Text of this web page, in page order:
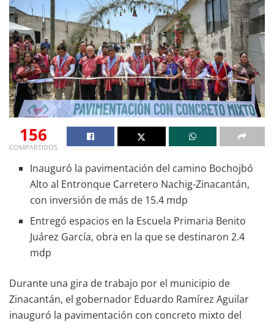
156
COMPARTIDOS
Inauguró la pavimentación del camino Bochojbó
Alto al Entronque Carretero Nachig-Zinacantán,
con inversión de más de 15.4 mdp
Entregó espacios en la Escuela Primaria Benito
Juárez García, obra en la que se destinaron 2.4
mdp
Durante una gira de trabajo por el municipio de
Zinacantán, el gobernador Eduardo Ramírez Aguilar
inauguró la pavimentación con concreto mixto del